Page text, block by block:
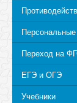
Переход на
ЕГЭ и ОГЭ
Учебники